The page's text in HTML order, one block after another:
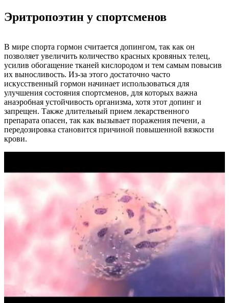
Эритропоэтин у спортсменов
В мире спорта гормон считается допингом, так как он
позволяет увеличить количество красных кровяных телец,
усилив обогащение тканей кислородом и тем самым повысив
их выносливость. Из-за этого достаточно часто
искусственный гормон начинает использоваться для
улучшения состояния спортсменов, для которых важна
анаэробная устойчивость организма, хотя этот допинг и
запрещен. Также длительный прием лекарственного
препарата опасен, так как вызывает поражения печени, а
передозировка становится причиной повышенной вязкости
крови.